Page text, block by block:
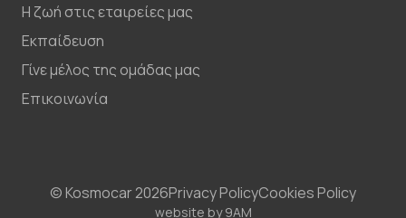
Η ζωή στις εταιρείες μας
Εκπαίδευση
Γίνε μέλος της ομάδας μας
Επικοινωνία
© Kosmocar 2026Privacy PolicyCookies Policy
website by9AM